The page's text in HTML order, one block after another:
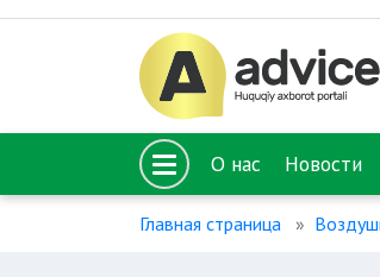
О нас Новости
Главная страница